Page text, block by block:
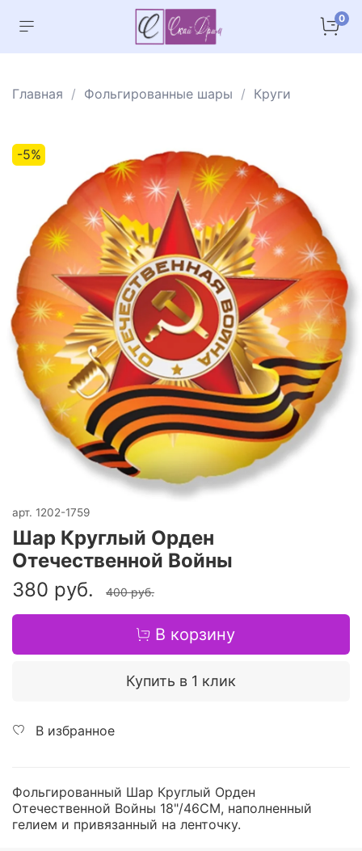
0
Главная Фольгированные шары Круги
-5%
арт. 1202-1759
Шар Круглый Орден
Отечественной Войны
380 руб.
400 руб.
В корзину
Купить в 1 клик
В избранное
Фольгированный Шар Круглый Орден
Отечественной Войны 18"/46СМ, наполненный
гелием и привязанный на ленточку.